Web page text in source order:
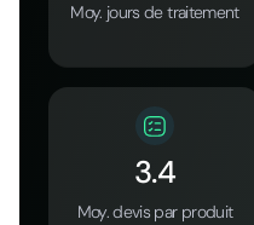
Moy. jours de traitement
3.4
Moy. devis par produit